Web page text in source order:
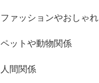
ファッションやおしゃれ
ペットや動物関係
人間関係